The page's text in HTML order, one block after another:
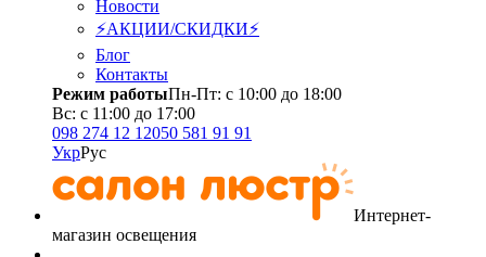
Новости
⚡АКЦИИ/СКИДКИ⚡
Блог
Контакты
Режим работыПн-Пт: с 10:00 до 18:00
Вс: с 11:00 до 17:00
098 274 12 12050 581 91 91
УкрРус
Интернет-
магазин освещения